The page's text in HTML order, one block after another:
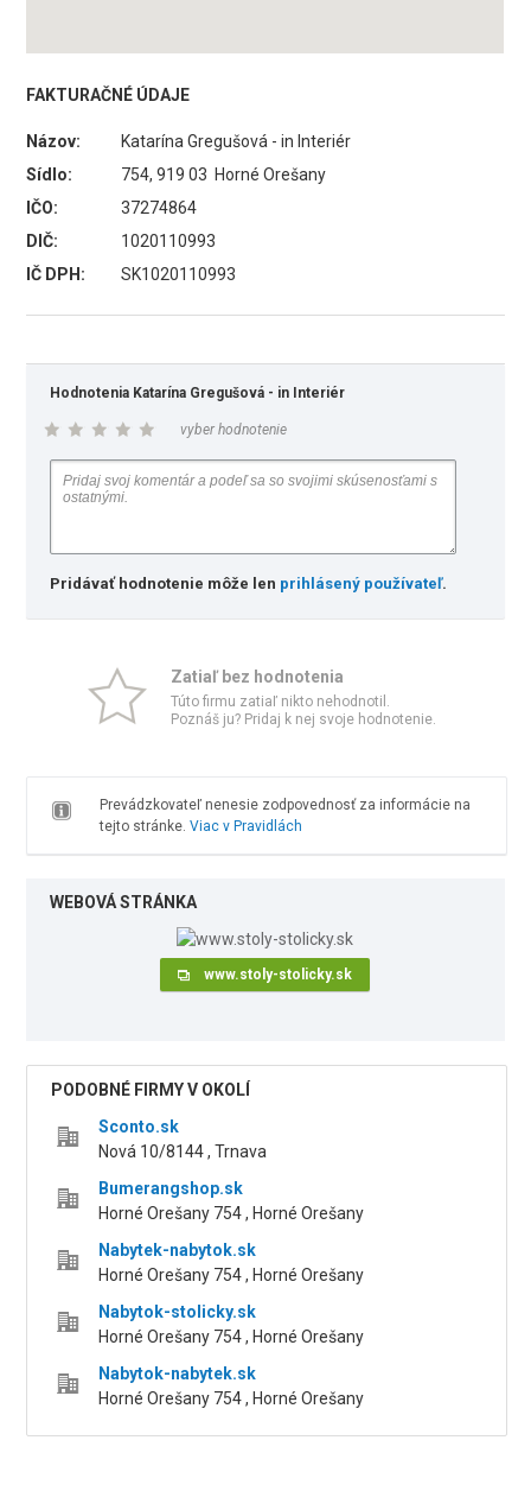
FAKTURAČNÉ ÚDAJE
Názov:
Katarína Gregušová - in Interiér
Sídlo:
754, 919 03 Horné Orešany
IČO:
37274864
DIČ:
1020110993
IČ DPH:
SK1020110993
Hodnotenia Katarína Gregušová - in Interiér
vyber hodnotenie
Pridávať hodnotenie môže len prihlásený používateľ.
Zatiaľ bez hodnotenia
Túto firmu zatiaľ nikto nehodnotil.
Poznáš ju? Pridaj k nej svoje hodnotenie.
Prevádzkovateľ nenesie zodpovednosť za informácie na
tejto stránke. Viac v Pravidlách
WEBOVÁ STRÁNKA
www.stoly-stolicky.sk
PODOBNÉ FIRMY V OKOLÍ
Sconto.sk
Nová 10/8144 , Trnava
Bumerangshop.sk
Horné Orešany 754 , Horné Orešany
Nabytek-nabytok.sk
Horné Orešany 754 , Horné Orešany
Nabytok-stolicky.sk
Horné Orešany 754 , Horné Orešany
Nabytok-nabytek.sk
Horné Orešany 754 , Horné Orešany